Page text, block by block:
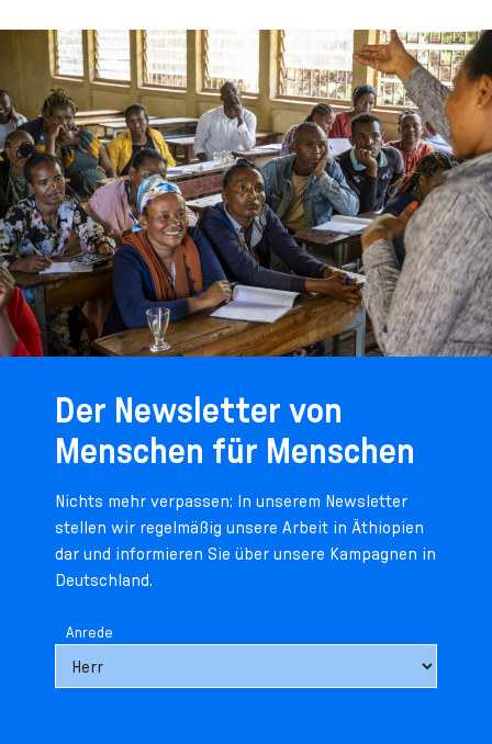
Der Newsletter von
Menschen für Menschen
Nichts mehr verpassen: In unserem Newsletter
stellen wir regelmäßig unsere Arbeit in Äthiopien
dar und informieren Sie über unsere Kampagnen in
Deutschland.
Anrede